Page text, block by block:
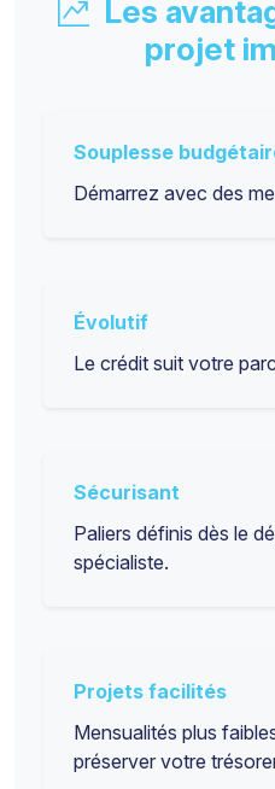
Les
projet
Souplesse
Démarrez avec des
Évolutif
Le crédit suit votre
Sécurisant
Paliers définis dès le
spécialiste.
Projets facilités
Mensualités plus
préserver votre